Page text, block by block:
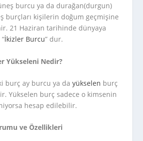
burcu ya da durağan(durgun)
burçları kişilerin doğum geçmişine
21 Haziran tarihinde dünyaya
İkizler Burcu” dur.
Yükseleni Nedir?
burç ay burcu ya dayükselen burç
Yükselen burç sadece o kimsenin
hesap edilebilir.
ve Özellikleri